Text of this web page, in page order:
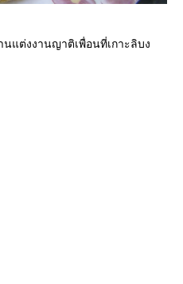
นแต่งงานญาติเพื่อนที่เกาะลิบง